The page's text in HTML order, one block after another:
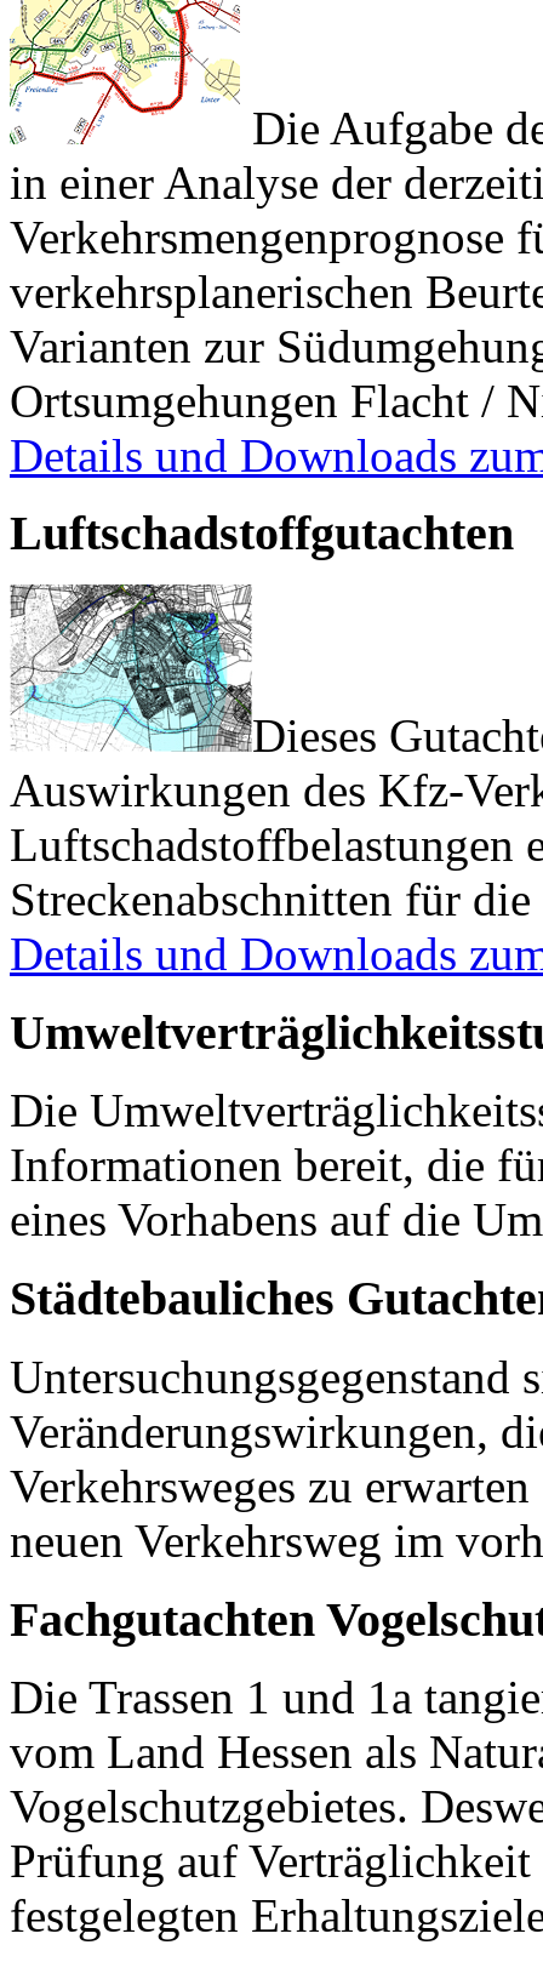
Die Aufgabe
in einer Analyse der
Verkehrsmengenprognose
verkehrsplanerischen
Varianten zur
Ortsumgehungen Flacht /
Details und Downloads
Luftschadstoffgutachten
Dieses
Auswirkungen des Kfz-
Luftschadstoffbelastungen
Streckenabschnitten für
Details und Downloads
Die
Informationen bereit, die
eines Vorhabens auf die
Städtebauliches
Untersuchungsgegenstand
Veränderungswirkungen,
Verkehrsweges zu
neuen Verkehrsweg im
Fachgutachten
Die Trassen 1 und 1a
vom Land Hessen als
Vogelschutzgebietes.
Prüfung auf
festgelegten